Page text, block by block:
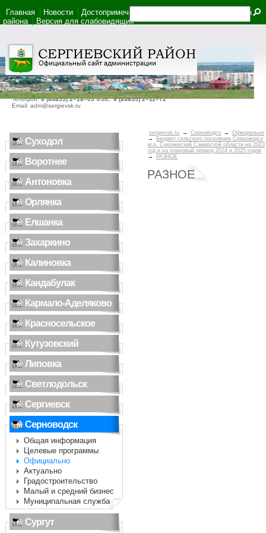
446540, Самарская область, село Сергиевск, ул. Ленина, дом 22
Телефон:8 (84655) 2–18–05Факс:8 (84655) 2–11–72
Email: adm@sergievsk.ru
Главная Новости Достопримечательности
Карта
района
Версия для слабовидящих
Суходол
Воротнее
Антоновка
Орлянка
Елшанка
Захаркино
Калиновка
Кандабулак
Кармало-Аделяково
Красносельское
Кутузовский
Липовка
Светлодольск
Сергиевск
Серноводск
Общая информация
Целевые программы
Официально
Актуально
Градостроительство
Малый и средний бизнес
Муниципальная служба
Сургут
sergievsk.ru → Серноводск →
Официально
→
Бюджет сельского поселения Серноводск
м.р. Сергиевский Самарской области на 2023
год и на плановый период 2024 и 2025 годов
→
РАЗНОЕ
РАЗНОЕ